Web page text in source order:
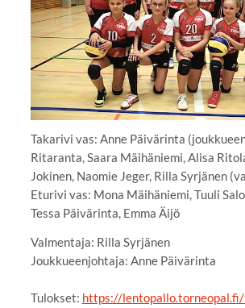
Takarivi vas: Anne Päivärinta
Ritaranta, Saara Mäihäniemi, Alisa
Jokinen, Naomie Jeger, Rilla Syrjänen
Eturivi vas: Mona Mäihäniemi, Tuuli
Tessa Päivärinta, Emma Äijö
Valmentaja: Rilla Syrjänen
Joukkueenjohtaja: Anne Päivärinta
Tulokset: https://lentopallo.torneopal.fi/